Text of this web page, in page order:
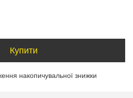
Купити
накопичувальної знижки